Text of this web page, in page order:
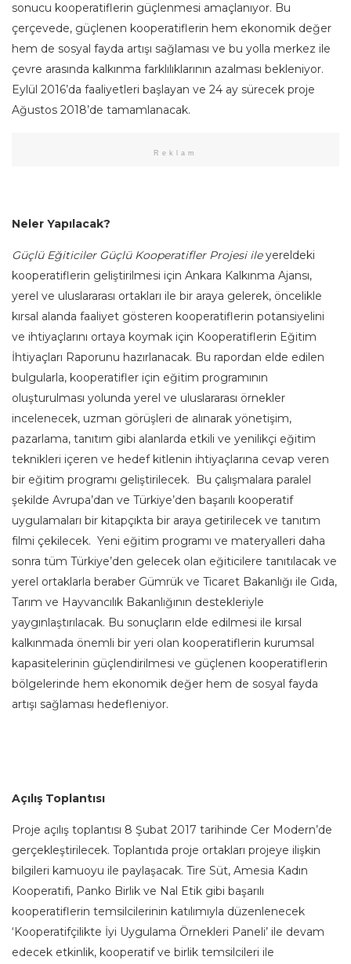
sonucu kooperatiflerin güçlenmesi amaçlanıyor. Bu
çerçevede, güçlenen kooperatiflerin hem ekonomik değer
hem de sosyal fayda artışı sağlaması ve bu yolla merkez ile
çevre arasında kalkınma farklılıklarının azalması bekleniyor.
Eylül 2016’da faaliyetleri başlayan ve 24 ay sürecek proje
Ağustos 2018’de tamamlanacak.
Reklam
Neler Yapılacak?
Güçlü Eğiticiler Güçlü Kooperatifler Projesi ileyereldeki
kooperatiflerin geliştirilmesi için Ankara Kalkınma Ajansı,
yerel ve uluslararası ortakları ile bir araya gelerek, öncelikle
kırsal alanda faaliyet gösteren kooperatiflerin potansiyelini
ve ihtiyaçlarını ortaya koymak için Kooperatiflerin Eğitim
İhtiyaçları Raporunu hazırlanacak. Bu rapordan elde edilen
bulgularla, kooperatifler için eğitim programının
oluşturulması yolunda yerel ve uluslararası örnekler
incelenecek, uzman görüşleri de alınarak yönetişim,
pazarlama, tanıtım gibi alanlarda etkili ve yenilikçi eğitim
teknikleri içeren ve hedef kitlenin ihtiyaçlarına cevap veren
bir eğitim programı geliştirilecek. Bu çalışmalara paralel
şekilde Avrupa’dan ve Türkiye’den başarılı kooperatif
uygulamaları bir kitapçıkta bir araya getirilecek ve tanıtım
filmi çekilecek. Yeni eğitim programı ve materyalleri daha
sonra tüm Türkiye’den gelecek olan eğiticilere tanıtılacak ve
yerel ortaklarla beraber Gümrük ve Ticaret Bakanlığı ile Gıda,
Tarım ve Hayvancılık Bakanlığının destekleriyle
yaygınlaştırılacak. Bu sonuçların elde edilmesi ile kırsal
kalkınmada önemli bir yeri olan kooperatiflerin kurumsal
kapasitelerinin güçlendirilmesi ve güçlenen kooperatiflerin
bölgelerinde hem ekonomik değer hem de sosyal fayda
artışı sağlaması hedefleniyor.
Açılış Toplantısı
Proje açılış toplantısı 8 Şubat 2017 tarihinde Cer Modern’de
gerçekleştirilecek. Toplantıda proje ortakları projeye ilişkin
bilgileri kamuoyu ile paylaşacak. Tire Süt, Amesia Kadın
Kooperatifi, Panko Birlik ve Nal Etik gibi başarılı
kooperatiflerin temsilcilerinin katılımıyla düzenlenecek
‘Kooperatifçilikte İyi Uygulama Örnekleri Paneli’ ile devam
edecek etkinlik, kooperatif ve birlik temsilcileri ile